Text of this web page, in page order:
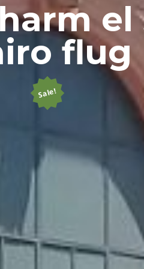
el
flug
Sale!